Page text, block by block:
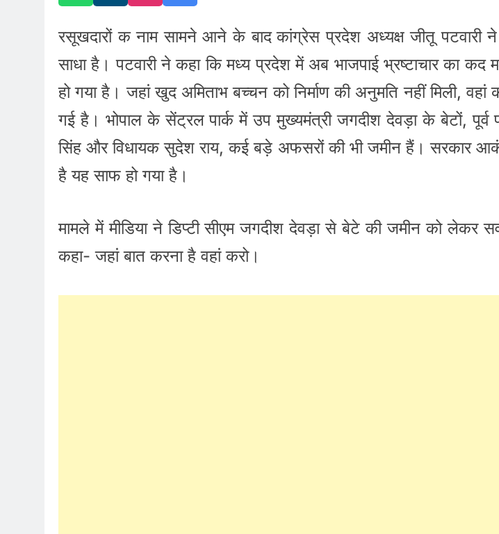
रसूखदारों क नाम सामने आने के बाद कांग्रेस प्रदेश अध्यक्ष जीतू पटवारी
साधा है। पटवारी ने कहा कि मध्य प्रदेश में अब भाजपाई भ्रष्टाचार का कद
हो गया है। जहां खुद अमिताभ बच्चन को निर्माण की अनुमति नहीं मिली, वहां
गई है। भोपाल के सेंट्रल पार्क में उप मुख्यमंत्री जगदीश देवड़ा के बेटों, पूर्व
सिंह और विधायक सुदेश राय, कई बड़े अफसरों की भी जमीन हैं। सरकार
है यह साफ हो गया है।
मामले में मीडिया ने डिप्टी सीएम जगदीश देवड़ा से बेटे की जमीन को लेकर
कहा- जहां बात करना है वहां करो।